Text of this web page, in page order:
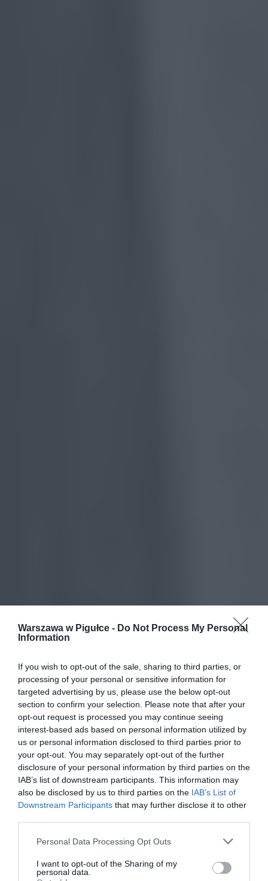
Warszawa w Pigułce - Do Not Process My Personal
Information
If you wish to opt-out of the sale, sharing to third parties, or
processing of your personal or sensitive information for
targeted advertising by us, please use the below opt-out
section to confirm your selection. Please note that after your
opt-out request is processed you may continue seeing
interest-based ads based on personal information utilized by
us or personal information disclosed to third parties prior to
your opt-out. You may separately opt-out of the further
disclosure of your personal information by third parties on the
IAB’s list of downstream participants. This information may
also be disclosed by us to third parties on the IAB’s List of
Downstream Participants that may further disclose it to other
Personal Data Processing Opt Outs
I want to opt-out of the Sharing of my
personal data.